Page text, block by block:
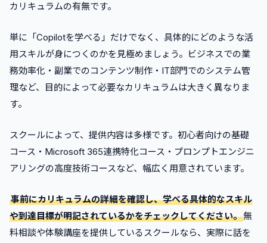
カリキュラムの有無です。
単に「Copilotを学べる」だけでなく、具体的にどのような活
用スキルが身につくのかを見極めましょう。ビジネスでの業
務効率化・副業でのコンテンツ制作・IT部門でのシステム管
理など、目的によって必要なカリキュラムは大きく異なりま
す。
スクールによって、提供内容は多様です。初心者向けの基礎
コース・Microsoft 365連携特化コース・プロンプトエンジニ
アリングの高度技術コースなど、幅広く用意されています。
事前にカリキュラムの詳細を確認し、学べる具体的なスキル
や到達目標が明記されているかをチェックしてください。無
料相談や体験講座を提供しているスクールなら、実際に話を